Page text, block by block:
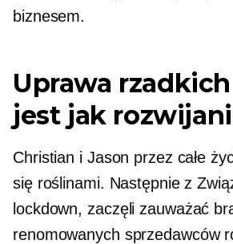
biznesem.
Uprawa
jest jak
Christian i Jason przez całe
się roślinami. Następnie z
lockdown, zaczęli zauważać
renomowanych sprzedawców